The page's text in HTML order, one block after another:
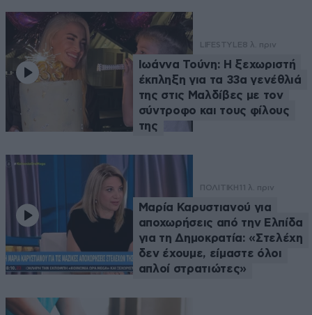
LIFESTYLE8 λ. πριν
Ιωάννα Τούνη: Η ξεχωριστή
έκπληξη για τα 33α γενέθλιά
της στις Μαλδίβες με τον
σύντροφο και τους φίλους
της
ΠΟΛΙΤΙΚΗ 11 λ. πριν
Μαρία Καρυστιανού για
αποχωρήσεις από την Ελπίδα
για τη Δημοκρατία: «Στελέχη
δεν έχουμε, είμαστε όλοι
απλοί στρατιώτες»